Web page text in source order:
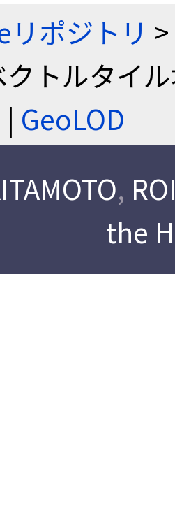
ポジトリ >
クトルタイ
| GeoLOD
,
the